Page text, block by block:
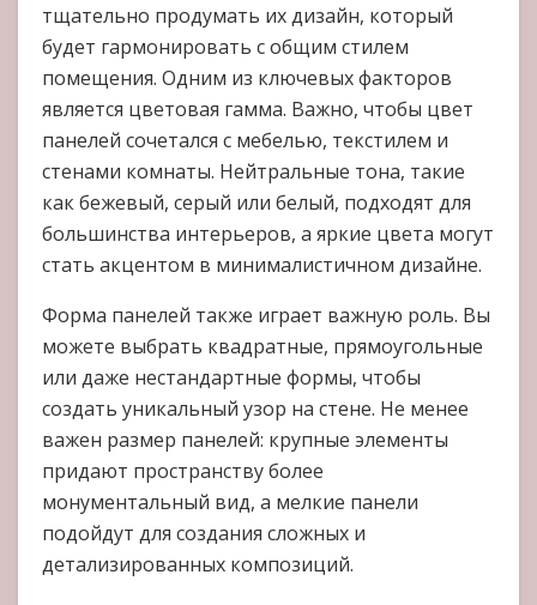
тщательно продумать их дизайн, который
будет гармонировать с общим стилем
помещения. Одним из ключевых факторов
является цветовая гамма. Важно, чтобы цвет
панелей сочетался с мебелью, текстилем и
стенами комнаты. Нейтральные тона, такие
как бежевый, серый или белый, подходят для
большинства интерьеров, а яркие цвета могут
стать акцентом в минималистичном дизайне.
Форма панелей также играет важную роль. Вы
можете выбрать квадратные, прямоугольные
или даже нестандартные формы, чтобы
создать уникальный узор на стене. Не менее
важен размер панелей: крупные элементы
придают пространству более
монументальный вид, а мелкие панели
подойдут для создания сложных и
детализированных композиций.